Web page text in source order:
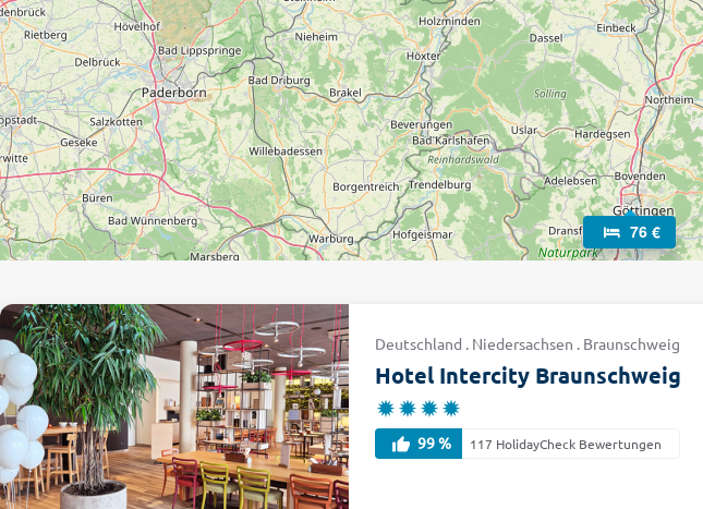
76 €
Deutschland . Niedersachsen . Braunschweig
Hotel Intercity Braunschweig
99 % 117 HolidayCheck Bewertungen